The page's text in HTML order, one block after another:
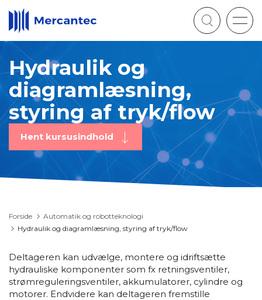
Hydraulik og
diagramlæsning,
styring af tryk/flow
Hent kursusindhold
Forside
Automatik og robotteknologi
Hydraulik og diagramlæsning, styring af tryk/flow
Deltageren kan udvælge, montere og idriftsætte
hydrauliske komponenter som fx retningsventiler,
strømreguleringsventiler, akkumulatorer, cylindre og
motorer. Endvidere kan deltageren fremstille